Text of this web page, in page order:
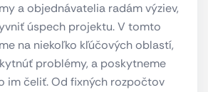
a objednávatelia radám výziev,
úspech projektu. V tomto
na niekoľko kľúčových oblastí,
problémy, a poskytneme
im čeliť. Od fixných rozpočtov